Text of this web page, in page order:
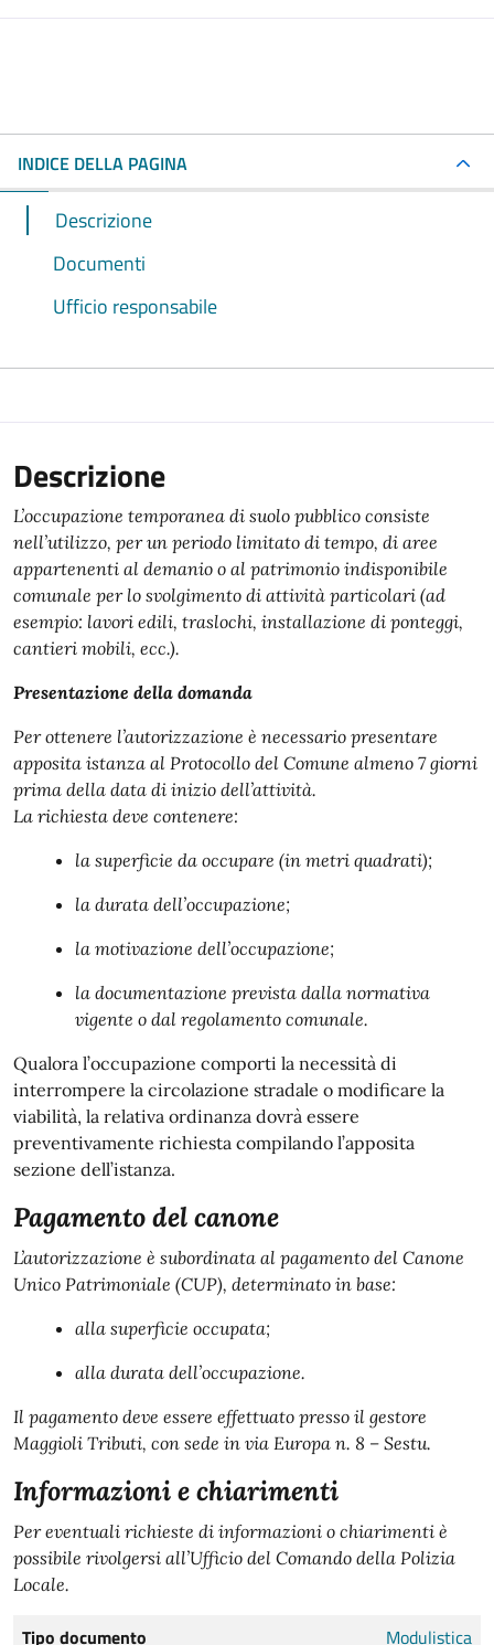
INDICE DELLA PAGINA
Descrizione
Documenti
Ufficio responsabile
Descrizione
L’occupazione temporanea di suolo pubblico consiste
nell’utilizzo, per un periodo limitato di tempo, di aree
appartenenti al demanio o al patrimonio indisponibile
comunale per lo svolgimento di attività particolari (ad
esempio: lavori edili, traslochi, installazione di ponteggi,
cantieri mobili, ecc.).
Presentazione della domanda
Per ottenere l’autorizzazione è necessario presentare
apposita istanza al Protocollo del Comune almeno 7 giorni
prima della data di inizio dell’attività.
La richiesta deve contenere:
la superficie da occupare (in metri quadrati);
la durata dell’occupazione;
la motivazione dell’occupazione;
la documentazione prevista dalla normativa
vigente o dal regolamento comunale.
Qualora l’occupazione comporti la necessità di
interrompere la circolazione stradale o modificare la
viabilità, la relativa ordinanza dovrà essere
preventivamente richiesta compilando l’apposita
sezione dell’istanza.
Pagamento del canone
L’autorizzazione è subordinata al pagamento del Canone
Unico Patrimoniale (CUP), determinato in base:
alla superficie occupata;
alla durata dell’occupazione.
Il pagamento deve essere effettuato presso il gestore
Maggioli Tributi, con sede in via Europa n. 8 – Sestu.
Informazioni e chiarimenti
Per eventuali richieste di informazioni o chiarimenti è
possibile rivolgersi all’Ufficio del Comando della Polizia
Locale.
Tipo documento Modulistica